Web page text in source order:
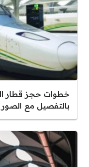
بالتفصيل مع الصور